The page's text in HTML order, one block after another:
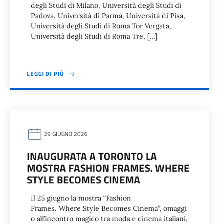
degli Studi di Milano, Università degli Studi di
Padova, Università di Parma, Università di Pisa,
Università degli Studi di Roma Tor Vergata,
Università degli Studi di Roma Tre, […]
LEGGI DI PIÙ
29 GIUGNO 2026
INAUGURATA A TORONTO LA
MOSTRA FASHION FRAMES. WHERE
STYLE BECOMES CINEMA
Il 25 giugno la mostra “Fashion
Frames. Where Style Becomes Cinema”, omaggi
o all’incontro magico tra moda e cinema italiani,